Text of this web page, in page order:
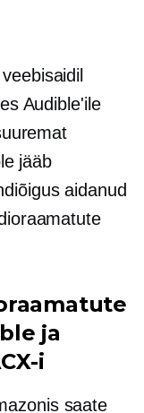
Audible'ile
jääb
aidanud
ja
i
saate